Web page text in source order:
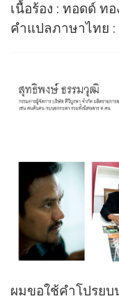
เนื้อร้อง : ทอดด์ ทอ
คำแปลภาษาไทย
ผมขอใช้คำโปรย